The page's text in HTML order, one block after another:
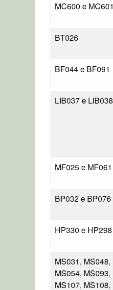
MC600 e MC601
BT026
BF044 e BF091
LIB037 e LIB038
MF025 e MF061
BP032 e BP076
HP330 e HP298
MS031, MS048,
MS054, MS093,
MS107, MS108,